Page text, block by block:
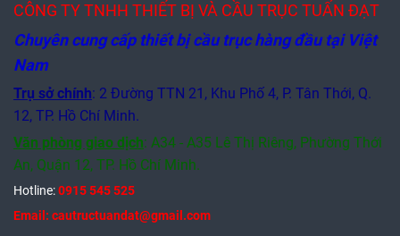
CÔNG TY TNHH THIẾT BỊ VÀ CẦU TRỤC TUẤN ĐẠT
Chuyên cung cấp thiết bị cầu trục hàng đầu tại Việt
Nam
Trụ sở chính: 2 Đường TTN 21, Khu Phố 4, P. Tân Thới, Q.
12, TP. Hồ Chí Minh.
Văn phòng giao dịch: A34 - A35 Lê Thị Riêng, Phường Thới
An, Quận 12, TP. Hồ Chí Minh.
Hotline:0915 545 525
Email: cautructuandat@gmail.com